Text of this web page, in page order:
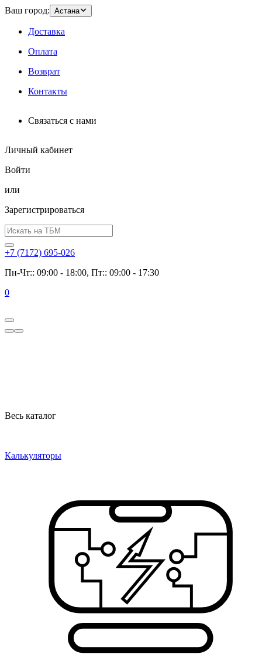
Ваш город: Астана
Доставка
Оплата
Возврат
Контакты
Связаться с нами
Личный кабинет
Войти
или
Зарегистрироваться
+7 (7172) 695-026
Пн-Чт:: 09:00 - 18:00, Пт:: 09:00 - 17:30
0
Весь каталог
Калькуляторы